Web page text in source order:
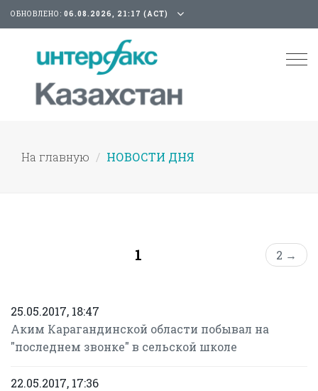
ОБНОВЛЕНО: 06.08.2026, 21:17 (АСТ)
На главную НОВОСТИ ДНЯ
1 2 →
25.05.2017, 18:47
Аким Карагандинской области побывал на
"последнем звонке" в сельской школе
22.05.2017, 17:36